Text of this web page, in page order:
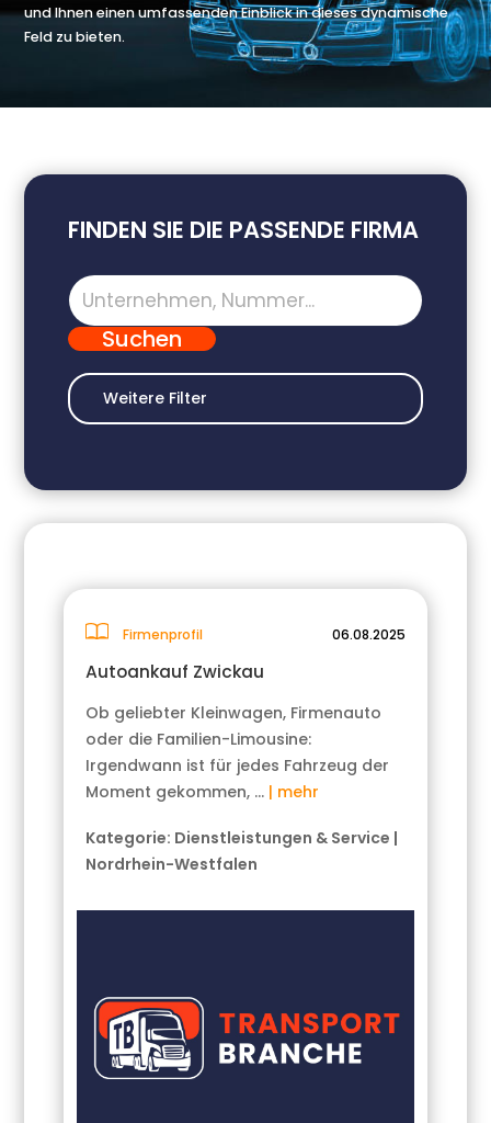
und Ihnen einen umfassenden Einblick in dieses dynamische
Feld zu bieten.
FINDEN SIE DIE PASSENDE FIRMA
Weitere Filter
Firmenprofil 06.08.2025
Autoankauf Zwickau
Ob geliebter Kleinwagen, Firmenauto
oder die Familien-Limousine:
Irgendwann ist für jedes Fahrzeug der
Moment gekommen, … | mehr
Kategorie: Dienstleistungen & Service |
Nordrhein-Westfalen